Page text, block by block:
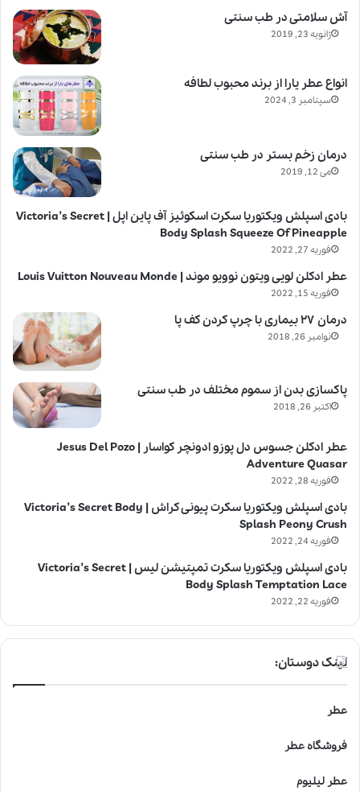
آش سلامتی در طب سنتی
ژانویه 23, 2019
انواع عطر یارا از برند محبوب لطافه
سپتامبر 3, 2024
درمان زخم بستر در طب سنتی
می 12, 2019
بادی اسپلش ویکتوریا سکرت اسکوئیز آف پاین اپل | Victoria’s Secret
Body Splash Squeeze Of Pineapple
فوریه 27, 2022
عطر ادکلن لویی ویتون نوویو موند | Louis Vuitton Nouveau Monde
فوریه 15, 2022
درمان ۲۷ بیماری با چرپ کردن کف پا
نوامبر 26, 2018
پاکسازی بدن از سموم مختلف در طب سنتی
اکتبر 26, 2018
عطر ادکلن جسوس دل پوزو ادونچر کواسار | Jesus Del Pozo
Adventure Quasar
فوریه 28, 2022
بادی اسپلش ویکتوریا سکرت پیونی کراش | Victoria’s Secret Body
Splash Peony Crush
فوریه 24, 2022
بادی اسپلش ویکتوریا سکرت تمپتیشن لیس | Victoria’s Secret
Body Splash Temptation Lace
فوریه 22, 2022
لینک دوستان:
عطر
فروشگاه عطر
عطر لیلیوم